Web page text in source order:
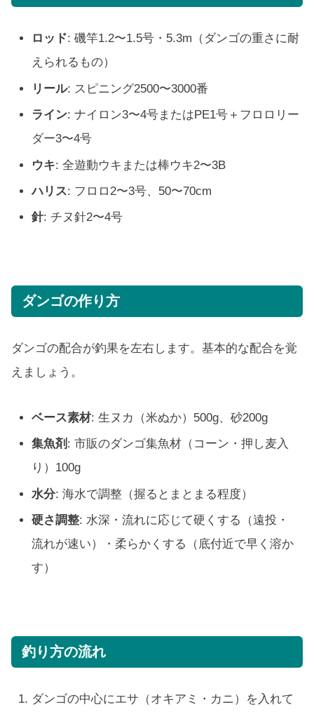
ロッド: 磯竿1.2〜1.5号・5.3m（ダンゴの重さに耐
えられるもの）
リール: スピニング2500〜3000番
ライン: ナイロン3〜4号またはPE1号＋フロロリー
ダー3〜4号
ウキ: 全遊動ウキまたは棒ウキ2〜3B
ハリス: フロロ2〜3号、50〜70cm
針: チヌ針2〜4号
ダンゴの作り方
ダンゴの配合が釣果を左右します。基本的な配合を覚
えましょう。
ベース素材: 生ヌカ（米ぬか）500g、砂200g
集魚剤 : 市販のダンゴ集魚材（コーン・押し麦入
り）100g
水分: 海水で調整（握るとまとまる程度）
硬さ調整: 水深・流れに応じて硬くする（遠投・
流れが速い）・柔らかくする（底付近で早く溶か
す）
釣り方の流れ
ダンゴの中心にエサ（オキアミ・カニ）を入れて